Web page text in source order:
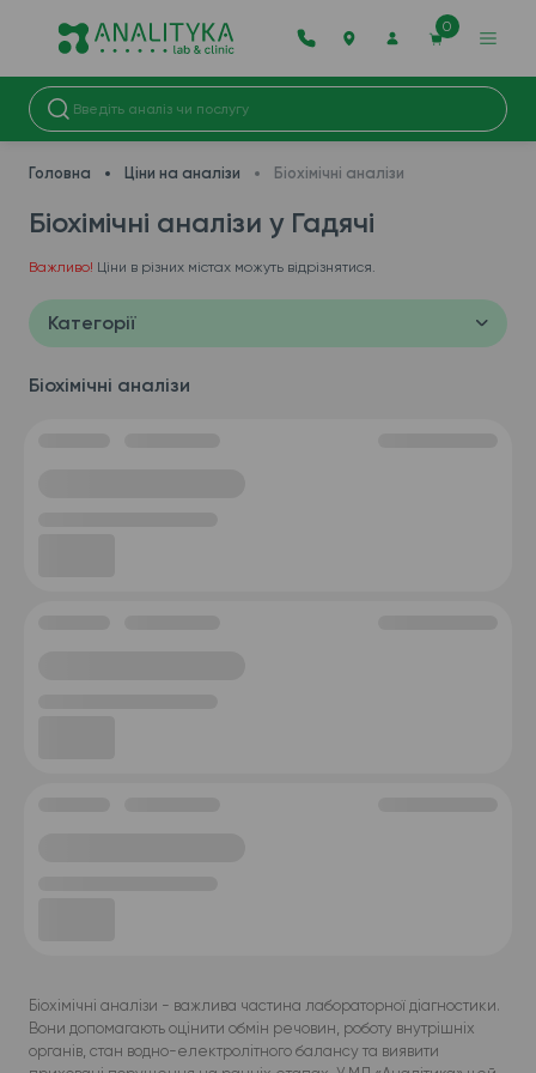
0
Головна Ціни на аналізи Біохімічні аналізи
Біохімічні аналізи у Гадячі
Важливо! Ціни в різних містах можуть відрізнятися.
Категорії
Біохімічні аналізи
Біохімічні аналізи - важлива частина лабораторної діагностики.
Вони допомагають оцінити обмін речовин, роботу внутрішніх
органів, стан водно-електролітного балансу та виявити